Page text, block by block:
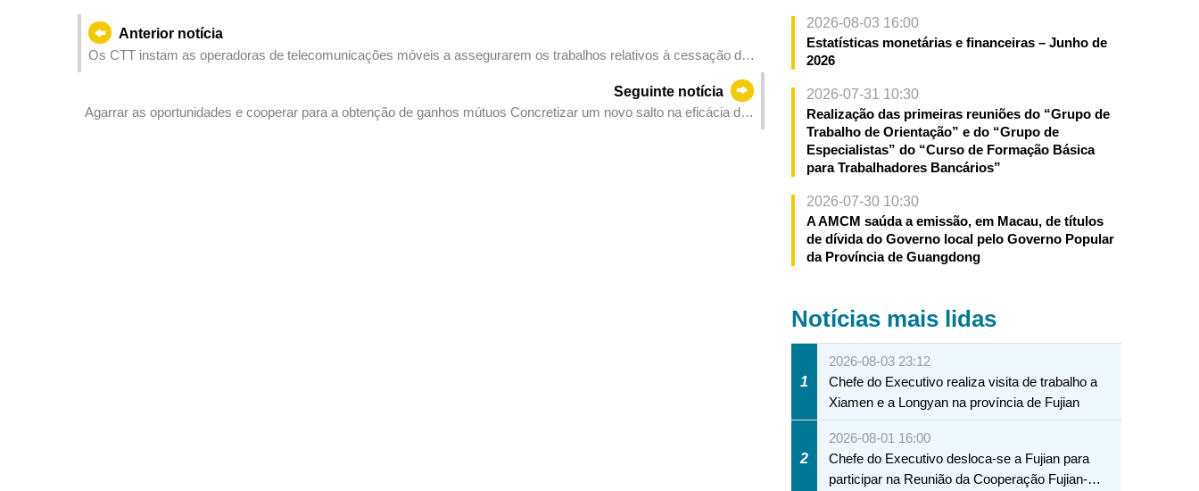
Anterior notícia
Os CTT instam as operadoras de telecomunicações móveis a assegurarem os trabalhos relativos à cessação da
Seguinte notícia
Agarrar as oportunidades e cooperar para a obtenção de ganhos mútuos Concretizar um novo salto na eficácia do
2026-08-03 16:00
Estatísticas monetárias e financeiras – Junho de
2026
2026-07-31 10:30
Realização das primeiras reuniões do “Grupo de
Trabalho de Orientação” e do “Grupo de
Especialistas” do “Curso de Formação Básica
para Trabalhadores Bancários”
2026-07-30 10:30
A AMCM saúda a emissão, em Macau, de títulos
de dívida do Governo local pelo Governo Popular
da Província de Guangdong
Notícias mais lidas
1
2026-08-03 23:12
Chefe do Executivo realiza visita de trabalho a
Xiamen e a Longyan na província de Fujian
2
2026-08-01 16:00
Chefe do Executivo desloca-se a Fujian para
participar na Reunião da Cooperação Fujian-